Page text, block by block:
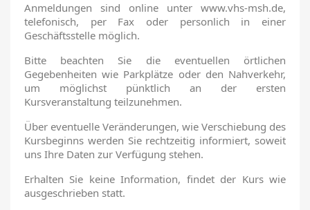
Anmeldungen sind online unter www.vhs-msh.de,
telefonisch, per Fax oder personlich in einer
Geschäftsstelle möglich.
Bitte beachten Sie die eventuellen örtlichen
Gegebenheiten wie Parkplätze oder den Nahverkehr,
um möglichst pünktlich an der ersten
Kursveranstaltung teilzunehmen.
Über eventuelle Veränderungen, wie Verschiebung des
Kursbeginns werden Sie rechtzeitig informiert, soweit
uns Ihre Daten zur Verfügung stehen.
Erhalten Sie keine Information, findet der Kurs wie
ausgeschrieben statt.
Anmelden ×